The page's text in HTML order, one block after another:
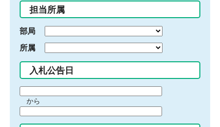
入
力
担当所属
部局
所属
入札公告日
間
始
から
間